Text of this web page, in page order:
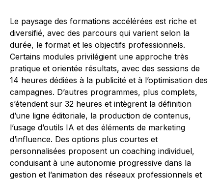
Le paysage des formations accélérées est riche et
diversifié, avec des parcours qui varient selon la
durée, le format et les objectifs professionnels.
Certains modules privilégient une approche très
pratique et orientée résultats, avec des sessions de
14 heures dédiées à la publicité et à l’optimisation des
campagnes. D’autres programmes, plus complets,
s’étendent sur 32 heures et intègrent la définition
d’une ligne éditoriale, la production de contenus,
l’usage d’outils IA et des éléments de marketing
d’influence. Des options plus courtes et
personnalisées proposent un coaching individuel,
conduisant à une autonomie progressive dans la
gestion et l’animation des réseaux professionnels et